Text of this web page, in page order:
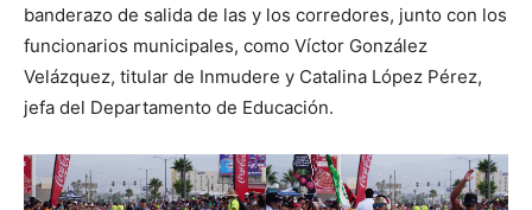
banderazo de salida de las y los corredores, junto con los
funcionarios municipales, como Víctor González
Velázquez, titular de Inmudere y Catalina López Pérez,
jefa del Departamento de Educación.